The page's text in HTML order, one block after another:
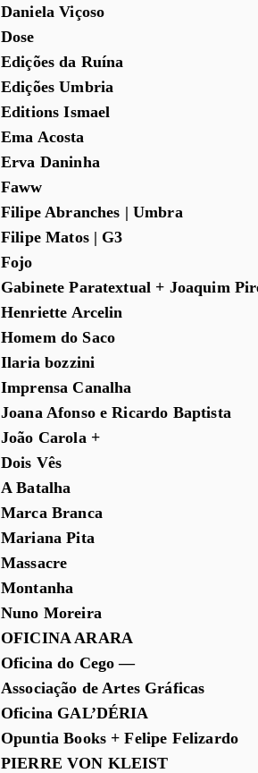
Daniela Viçoso
Dose
Edições da Ruína
Edições Umbria
Editions Ismael
Ema Acosta
Erva Daninha
Faww
Filipe Abranches | Umbra
Filipe Matos | G3
Fojo
Gabinete Paratextual + Joaquim
Henriette Arcelin
Homem do Saco
Ilaria bozzini
Imprensa Canalha
Joana Afonso e Ricardo Baptista
João Carola +
Dois Vês
A Batalha
Marca Branca
Mariana Pita
Massacre
Montanha
Nuno Moreira
OFICINA ARARA
Oficina do Cego —
Associação de Artes Gráficas
Oficina GAL’DÉRIA
Opuntia Books + Felipe Felizardo
PIERRE VON KLEIST